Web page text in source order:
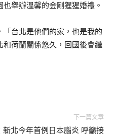
舉辦溫馨的金剛猩猩婚禮。
台北是他們的家，也是我的
荷蘭關係悠久，回國後會繼
下一篇文章
新北今年首例日本腦炎 呼籲接